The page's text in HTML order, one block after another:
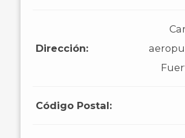
Dirección:
Código Postal: